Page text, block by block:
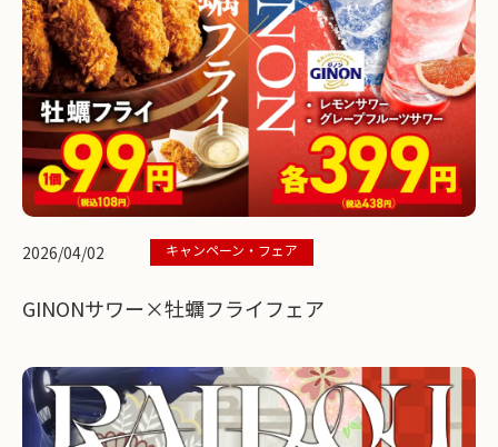
2026/04/02 キャンペーン・フェア
GINONサワー×牡蠣フライフェア